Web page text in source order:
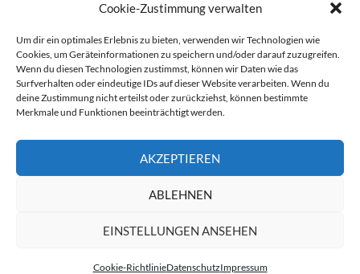
Cookie-Zustimmung verwalten
Um dir ein optimales Erlebnis zu bieten, verwenden wir Technologien wie
Cookies, um Geräteinformationen zu speichern und/oder darauf zuzugreifen.
Wenn du diesen Technologien zustimmst, können wir Daten wie das
Surfverhalten oder eindeutige IDs auf dieser Website verarbeiten. Wenn du
deine Zustimmung nicht erteilst oder zurückziehst, können bestimmte
Merkmale und Funktionen beeinträchtigt werden.
AKZEPTIEREN
ABLEHNEN
EINSTELLUNGEN ANSEHEN
Cookie-RichtlinieDatenschutzImpressum
DOROTHEE BORNATH
Kontakt
Stolz präsentiert von WordPress